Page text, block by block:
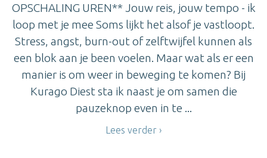
OPSCHALING UREN** Jouw reis, jouw tempo - ik
loop met je mee Soms lijkt het alsof je vastloopt.
Stress, angst, burn-out of zelftwijfel kunnen als
een blok aan je been voelen. Maar wat als er een
manier is om weer in beweging te komen? Bij
Kurago Diest sta ik naast je om samen die
pauzeknop even in te ...
Lees verder